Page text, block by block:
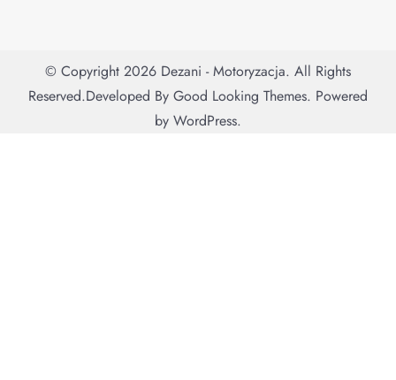
© Copyright 2026 Dezani - Motoryzacja. All Rights
Reserved.Developed By Good Looking Themes. Powered
by WordPress.